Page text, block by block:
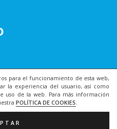
para el funcionamiento de esta web,
la experiencia del usuario, así como
uso de la web. Para más información
POLÍTICA DE COOKIES.